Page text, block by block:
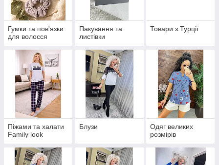
Гумки та пов'язки
для волосся
Пакування та
листівки
Товари з Турції
Піжами та халати
Family look
Блузи
Одяг великих
розмірів